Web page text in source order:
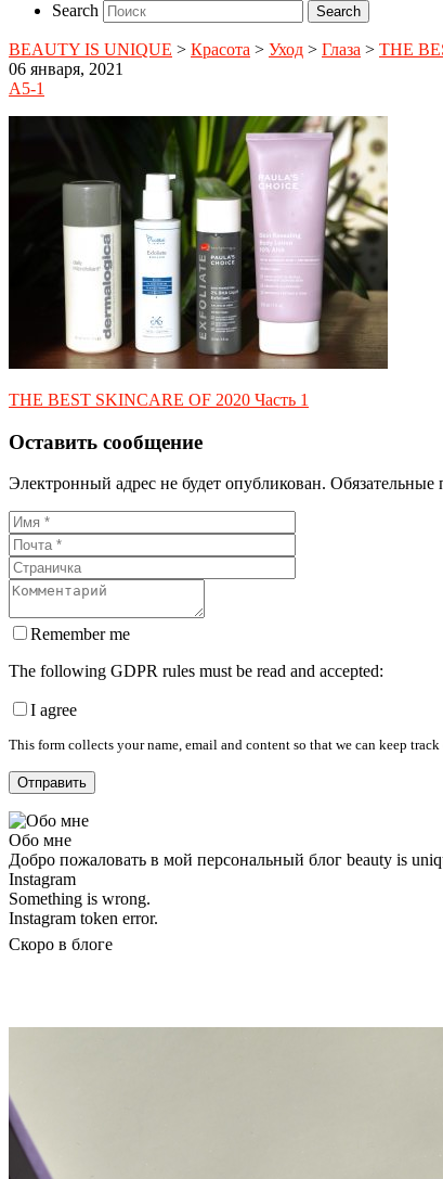
Search
BEAUTY IS UNIQUE > Красота > Уход > Глаза > THE
06 января, 2021
A5-1
THE BEST SKINCARE OF 2020 Часть 1
Оставить сообщение
Электронный адрес не будет опубликован.
Remember me
The following GDPR rules must be read and accepted:
I agree
This form collects your name, email and content so that we can keep
Обо мне
Добро пожаловать в мой персональный блог beauty is
Instagram
Something is wrong.
Instagram token error.
Скоро в блоге